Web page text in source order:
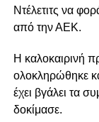
Ντέλετιτς να
από την ΑΕΚ.
Η καλοκαιρινή
ολοκληρώθηκε
έχει βγάλει τα
δοκίμασε.